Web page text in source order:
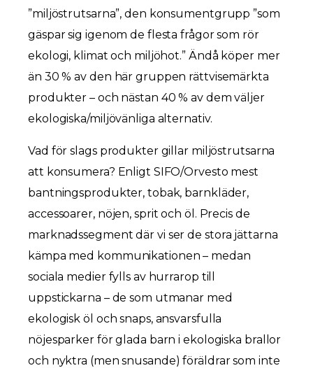
”miljöstrutsarna”, den konsumentgrupp ”som
gäspar sig igenom de flesta frågor som rör
ekologi, klimat och miljöhot.” Ändå köper mer
än 30 % av den här gruppen rättvisemärkta
produkter – och nästan 40 % av dem väljer
ekologiska/miljövänliga alternativ.
Vad för slags produkter gillar miljöstrutsarna
att konsumera? Enligt SIFO/Orvesto mest
bantningsprodukter, tobak, barnkläder,
accessoarer, nöjen, sprit och öl. Precis de
marknadssegment där vi ser de stora jättarna
kämpa med kommunikationen – medan
sociala medier fylls av hurrarop till
uppstickarna – de som utmanar med
ekologisk öl och snaps, ansvarsfulla
nöjesparker för glada barn i ekologiska brallor
och nyktra (men snusande) föräldrar som inte